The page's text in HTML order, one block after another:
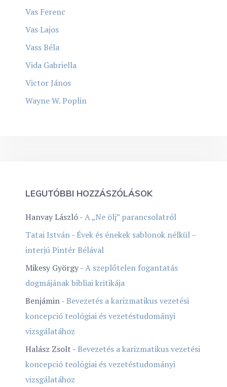
Vas Ferenc
Vas Lajos
Vass Béla
Vida Gabriella
Victor János
Wayne W. Poplin
LEGUTÓBBI HOZZÁSZÓLÁSOK
Hanvay László-A „Ne ölj” parancsolatról
Tatai István- Évek és énekek sablonok nélkül –
interjú Pintér Bélával
Mikesy György-A szeplőtelen fogantatás
dogmájának bibliai kritikája
Benjámin-Bevezetés a karizmatikus vezetési
koncepció teológiai és vezetéstudományi
vizsgálatához
Halász Zsolt -Bevezetés a karizmatikus vezetési
koncepció teológiai és vezetéstudományi
vizsgálatához